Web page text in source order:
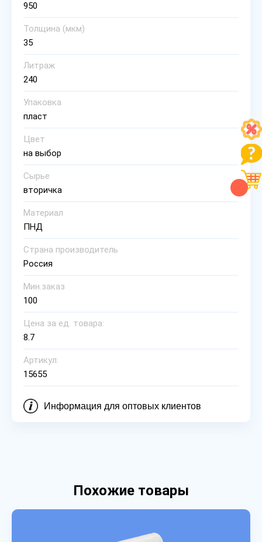
950
Толщина (мкм)
35
Литраж
240
Упаковка
пласт
Цвет
на выбор
Сырье
вторичка
Материал
ПНД
Страна производитель
Россия
Мин.заказ
100
Цена за ед. товара:
8.7
Артикул:
15655
Информация для оптовых клиентов
Похожие товары